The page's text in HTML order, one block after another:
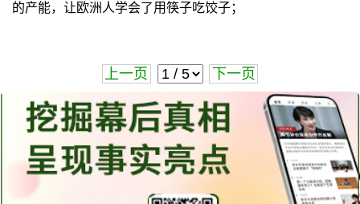
的产能，让欧洲人学会了用筷子吃饺子；
上一页 下一页